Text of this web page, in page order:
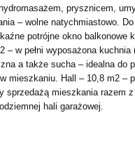
prysznicem,
– wolne natychmiastowo.
potrójne okno balkonowe
– w pełni wyposażona kuchnia
a także sucha – idealna do
mieszkaniu. Hall – 10,8 m2 –
sprzedażą mieszkania razem
hali garażowej.